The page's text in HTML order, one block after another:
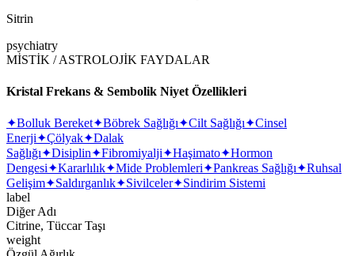
Sitrin
psychiatry
MİSTİK / ASTROLOJİK FAYDALAR
Kristal Frekans & Sembolik Niyet Özellikleri
✦Bolluk Bereket✦Böbrek Sağlığı✦Cilt Sağlığı✦Cinsel
Enerji✦Çölyak✦Dalak
Sağlığı✦Disiplin✦Fibromiyalji✦Haşimato✦Hormon
Dengesi✦Kararlılık✦Mide Problemleri✦Pankreas Sağlığı✦Ruhsal
Gelişim✦Saldırganlık✦Sivilceler✦Sindirim Sistemi
label
Diğer Adı
Citrine, Tüccar Taşı
weight